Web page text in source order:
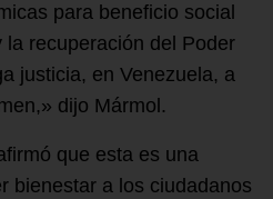
para beneficio social
recuperación del Poder
justicia, en Venezuela, a
dijo Mármol.
que esta es una
bienestar a los ciudadanos